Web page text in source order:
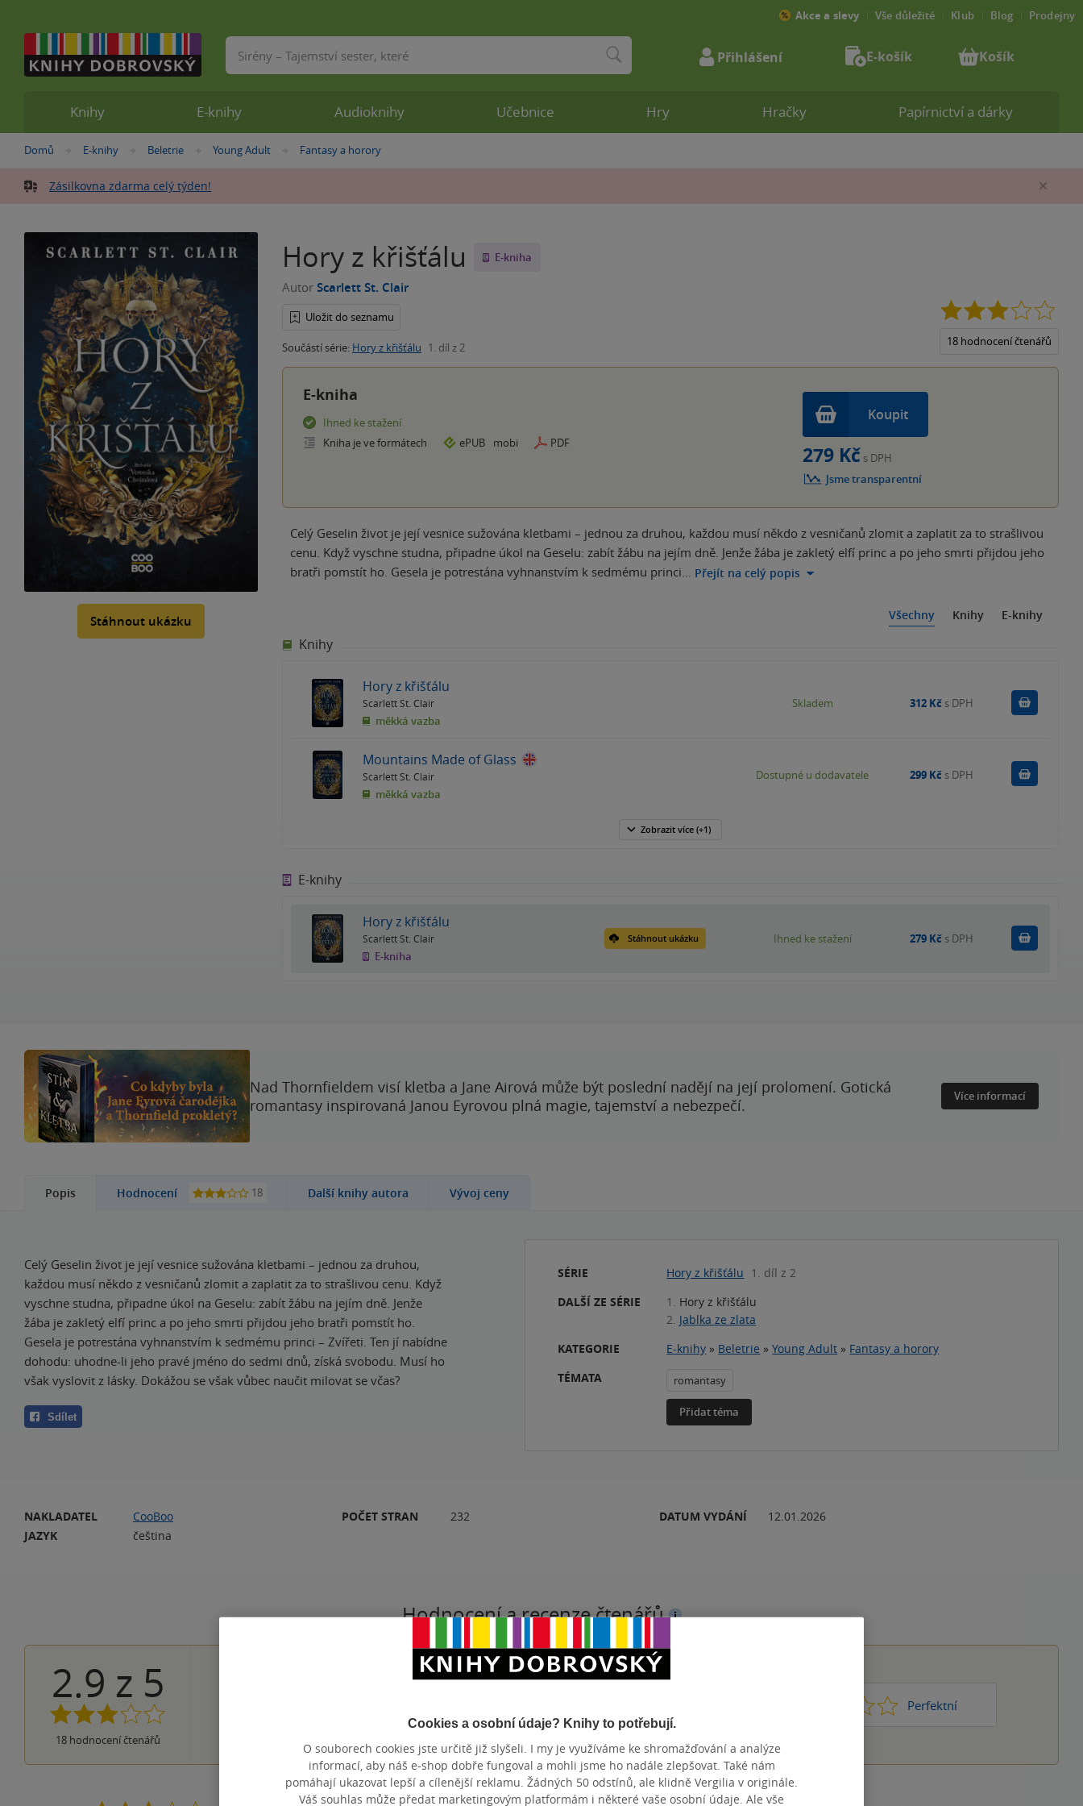
Nacházíte
zde:
Domů »
E-knihy »
Beletrie »
Young Adult »Fantasy a horory
Zásilkovna zdarma celý týden!
Stáhnout ukázku
Hory z křišťálu E-kniha
Autor Scarlett St. Clair
Uložit do seznamu
Součástí série: Hory z křišťálu 1. díl z 2 18 hodnocení čtenářů
E-kniha
Ihned ke stažení
Kniha je ve formátech
ePUB mobi PDF
Koupit
279 Kč s DPH
Jsme transparentní
Celý Geselin život je její vesnice sužována kletbami – jednou za druhou, každou musí někdo z vesničanů zlomit a zaplatit za to strašlivou
cenu. Když vyschne studna, připadne úkol na Geselu: zabít žábu na jejím dně. Jenže žába je zakletý elfí princ a po jeho smrti přijdou jeho
bratři pomstít ho. Gesela je potrestána vyhnanstvím k sedmému princi… Přejít na celý popis
Všechny Knihy E-knihy
Knihy
Hory z křišťálu
Scarlett St. Clair
měkká vazba
Skladem 312 Kč s DPH
Mountains Made of Glass
Scarlett St. Clair
měkká vazba
Dostupné u dodavatele 299 Kč s DPH
Zobrazit více (+1)
E-knihy
Hory z křišťálu
Scarlett St. Clair
E-kniha
Stáhnout ukázku Ihned ke stažení 279 Kč s DPH Koupit
Nad Thornfieldem visí kletba a Jane Airová může být poslední nadějí na její prolomení. Gotická
romantasy inspirovaná Janou Eyrovou plná magie, tajemství a nebezpečí.
Více informací
Popis Hodnocení 18 Další knihy autora Vývoj ceny
Celý Geselin život je její vesnice sužována kletbami – jednou za druhou,
každou musí někdo z vesničanů zlomit a zaplatit za to strašlivou cenu. Když
vyschne studna, připadne úkol na Geselu: zabít žábu na jejím dně. Jenže
žába je zakletý elfí princ a po jeho smrti přijdou jeho bratři pomstít ho.
Gesela je potrestána vyhnanstvím k sedmému princi – Zvířeti. Ten jí nabídne
dohodu: uhodne-li jeho pravé jméno do sedmi dnů, získá svobodu. Musí ho
však vyslovit z lásky. Dokážou se však vůbec naučit milovat se včas?
Sdílet
SÉRIE Hory z křišťálu 1. díl z 2
DALŠÍ ZE SÉRIE
1. Hory z křišťálu
2. Jablka ze zlata
KATEGORIE
E-knihy » Beletrie »Young Adult » Fantasy a horory
TÉMATA
romantasy
Přidat téma
NAKLADATEL
CooBoo
JAZYK
čeština
POČET STRAN 232 DATUM VYDÁNÍ 12.01.2026
Hodnocení a recenze čtenářů
2.9 z 5
18hodnocení čtenářů
PŘIDEJTE SVÉ HODNOCENÍ PRODUKTU
Perfektní
Knihy E-knihy Audioknihy Učebnice Hry Hračky Papírnictví a dárky
Akce a slevy Vše důležité Klub Blog Prodejny
Vyhledávání Přihlášení E-košík Košík
Cookies a osobní údaje? Knihy to potřebují.
O souborech cookies jste určitě již slyšeli. I my je využíváme ke shromažďování a analýze
informací, aby náš e-shop dobře fungoval a mohli jsme ho nadále zlepšovat. Také nám
pomáhají ukazovat lepší a cílenější reklamu. Žádných 50 odstínů, ale klidně Vergilia v originále.
Váš souhlas může předat marketingovým platformám i některé vaše osobní údaje. Ale vše